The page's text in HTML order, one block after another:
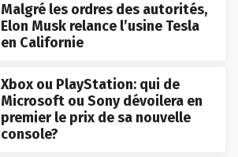
Malgré les ordres des autorités,
Elon Musk relance l’usine Tesla
en Californie
Xbox ou PlayStation: qui de
Microsoft ou Sony dévoilera en
premier le prix de sa nouvelle
console?